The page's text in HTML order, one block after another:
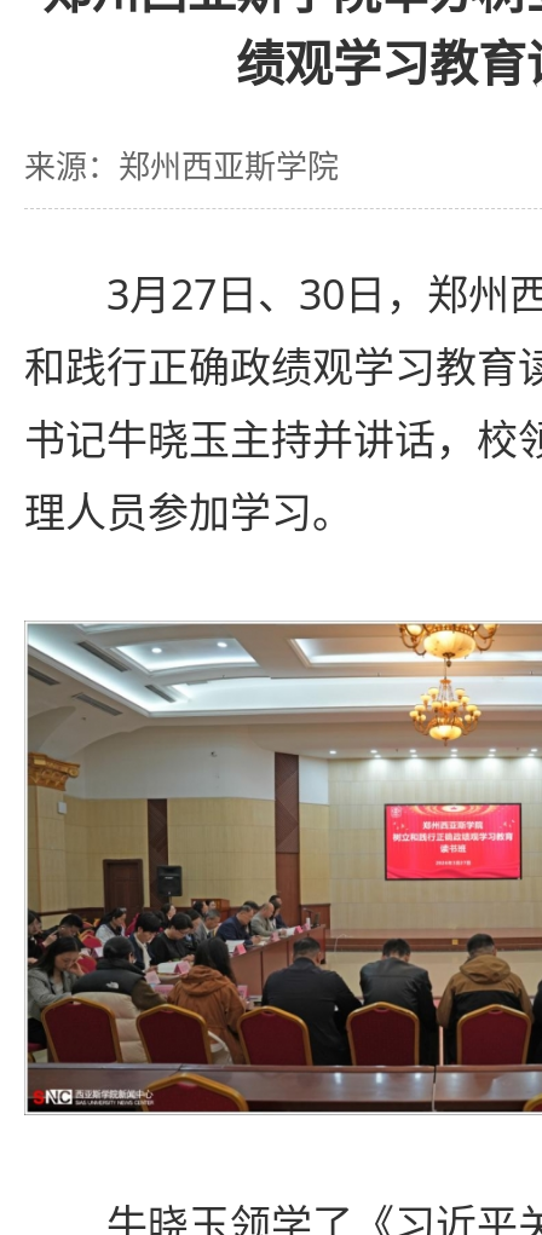
绩观学习教
来源：郑州西亚斯学院
3月27日、30日，郑州
和践行正确政绩观学习教育
书记牛晓玉主持并讲话，校
理人员参加学习。